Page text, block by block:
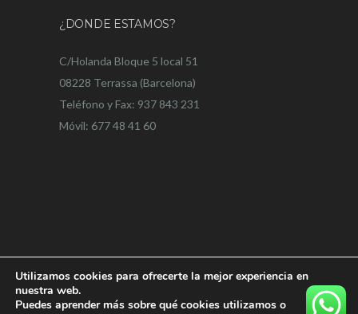
¿DONDE ESTAMOS?
C/Holanda Bloque 5 local 51
08228 Terrassa (Barcelona)
Teléfono y Fax: 937 843 231
Móvil: 677 48 41 60
Utilizamos cookies para ofrecerte la mejor experiencia en
nuestra web.
Puedes aprender más sobre qué cookies utilizamos o